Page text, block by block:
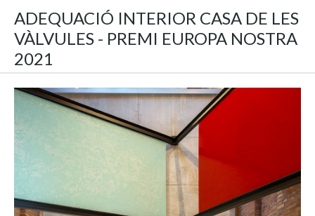
ADEQUACIÓ INTERIOR CASA DE LES
VÀLVULES - PREMI EUROPA NOSTRA
2021